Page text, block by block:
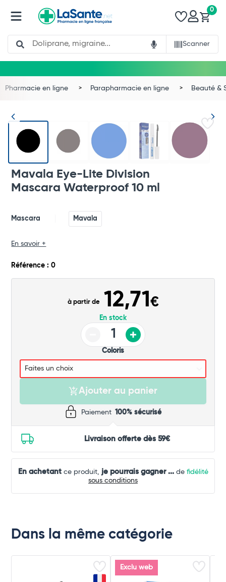
Search
Scanner
0
Pharmacie en ligne Parapharmacie en ligne Beauté &
Mavala Eye-Lite Division
Mascara Waterproof 10 ml
Mascara Mavala
En savoir +
Référence : 0
à partir de 12,71€
En stock
Coloris
Ajouter au panier
Paiement 100% sécurisé
Livraison offerte dès 59€
En achetantce produit, je pourrais gagner ...de fidélité
sous conditions
Dans la même catégorie
Exclu web